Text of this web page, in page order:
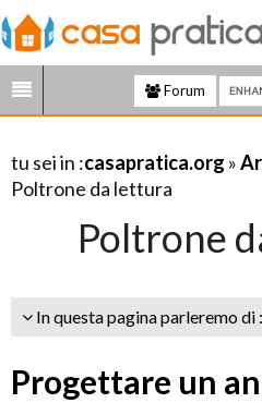
Forum
tu sei in :casapratica.org »
Poltrone da lettura
Poltrone
In questa pagina parleremo di :
Progettare un